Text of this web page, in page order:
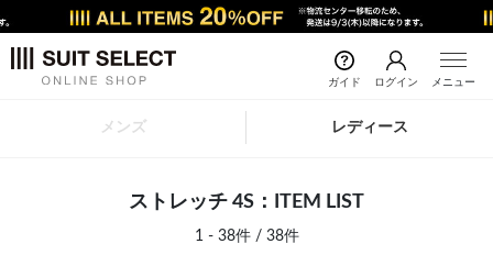
ガイド ログイン メニュー
メンズ レディース
ストレッチ 4S：ITEM LIST
1 - 38件 / 38件